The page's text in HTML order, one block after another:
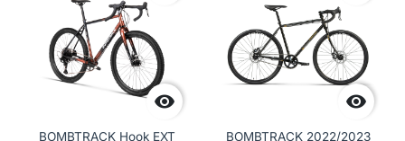

BOMBTRACK Hook EXT

BOMBTRACK 2022/2023